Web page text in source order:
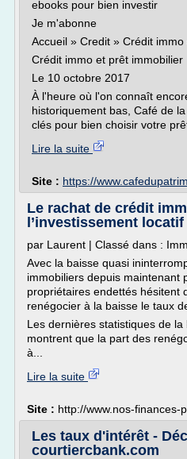
ebooks pour bien investir
Je m'abonne
Accueil » Credit » Crédit
Crédit immo et prêt immobilier
Le 10 octobre 2017
À l'heure où l'on connaît
historiquement bas, Café de
clés pour bien choisir votre
Lire la suite
Site : https://
Le rachat de crédit
l’investissement locatif
par Laurent | Classé dans :
Avec la baisse quasi
immobiliers depuis maintenant
propriétaires endettés hésitent
renégocier à la baisse le taux
Les dernières statistiques de
montrent que la part des
à...
Lire la suite
Site : http://www.nos-finances-
Les taux d'intérêt -
courtiercbank.com